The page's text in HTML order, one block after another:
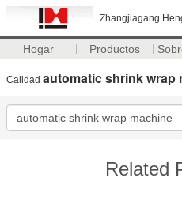
Zhangjiagang
Hogar Productos
Calidad automatic shrink wrap
Related